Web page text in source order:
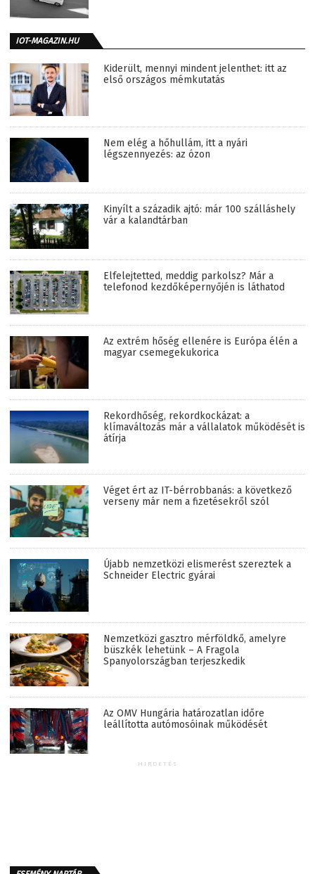
IOT-MAGAZIN.HU
Kiderült, mennyi mindent jelenthet: itt az
első országos mémkutatás
Nem elég a hőhullám, itt a nyári
légszennyezés: az ózon
Kinyílt a századik ajtó: már 100 szálláshely
vár a kalandtárban
Elfelejtetted, meddig parkolsz? Már a
telefonod kezdőképernyőjén is láthatod
Az extrém hőség ellenére is Európa élén a
magyar csemegekukorica
Rekordhőség, rekordkockázat: a
klímaváltozás már a vállalatok működését is
átírja
Véget ért az IT-bérrobbanás: a következő
verseny már nem a fizetésekről szól
Újabb nemzetközi elismerést szereztek a
Schneider Electric gyárai
Nemzetközi gasztro mérföldkő, amelyre
büszkék lehetünk – A Fragola
Spanyolországban terjeszkedik
Az OMV Hungária határozatlan időre
leállította autómosóinak működését
HIRDETÉS